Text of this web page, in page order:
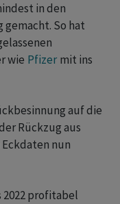
in den
So hat
wie Pfizer mit ins
auf die
Rückzug aus
nun
profitabel